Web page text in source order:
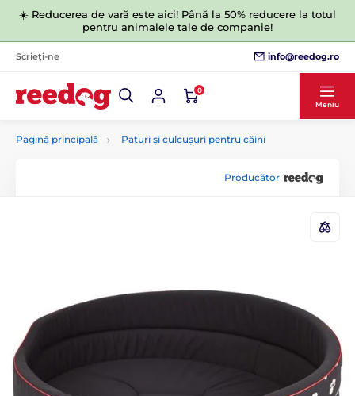
☀️ Reducerea de vară este aici! Până la 50% reducere la totul
pentru animalele tale de companie!
Scrieți-ne info@reedog.ro
0
Meniu
Pagină principală Paturi și culcușuri pentru câini
Producător